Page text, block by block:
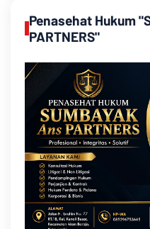
Penasehat Hukum
PARTNERS"